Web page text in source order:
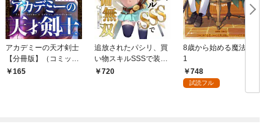
アカデミーの天才剣士
【分冊版】（コミッ
ク） １話【フルカラ
165
追放されたパシリ、買
い物スキルSSSで装備
無双 ～買ったモノを
720
8歳から始める魔法学
1
748
試読フル